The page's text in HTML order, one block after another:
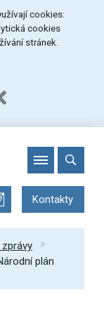
cookies:
cookies
stránek.
Kontakty
plán